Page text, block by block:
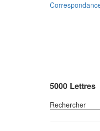
5000 Lettres
Rechercher